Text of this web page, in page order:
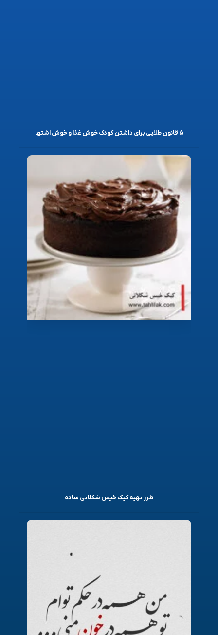
۵ قانون طلایی برای داشتن کودک خوش غذا و خوش اشتها
طرز تهیه کیک خیس شکلاتی ساده